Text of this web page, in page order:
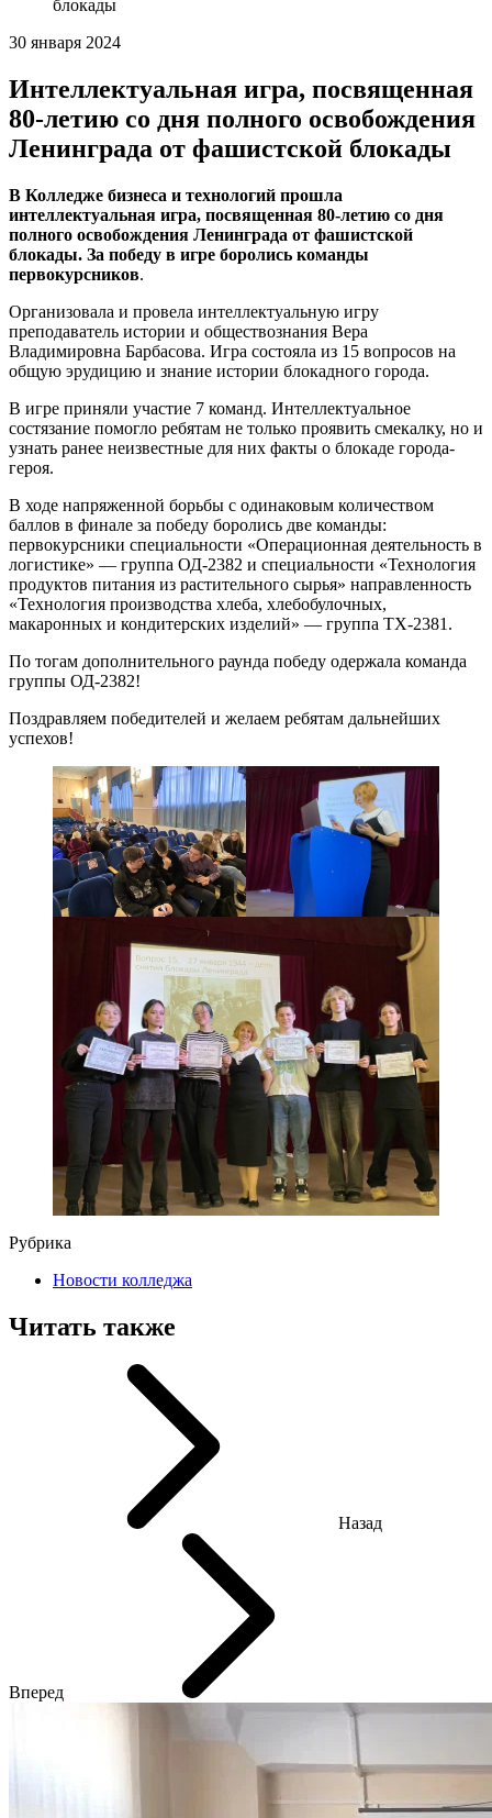
блокады
30 января 2024
Интеллектуальная игра, посвященная
80-летию со дня полного освобождения
Ленинграда от фашистской блокады
В Колледже бизнеса и технологий прошла
интеллектуальная игра, посвященная 80-летию со дня
полного освобождения Ленинграда от фашистской
блокады. За победу в игре боролись команды
первокурсников.
Организовала и провела интеллектуальную игру
преподаватель истории и обществознания Вера
Владимировна Барбасова. Игра состояла из 15 вопросов на
общую эрудицию и знание истории блокадного города.
В игре приняли участие 7 команд. Интеллектуальное
состязание помогло ребятам не только проявить смекалку, но и
узнать ранее неизвестные для них факты о блокаде города-
героя.
В ходе напряженной борьбы с одинаковым количеством
баллов в финале за победу боролись две команды:
первокурсники специальности «Операционная деятельность в
логистике» — группа ОД-2382 и специальности «Технология
продуктов питания из растительного сырья» направленность
«Технология производства хлеба, хлебобулочных,
макаронных и кондитерских изделий» — группа ТХ-2381.
По тогам дополнительного раунда победу одержала команда
группы ОД-2382!
Поздравляем победителей и желаем ребятам дальнейших
успехов!
Рубрика
Новости колледжа
Читать также
Назад
Вперед